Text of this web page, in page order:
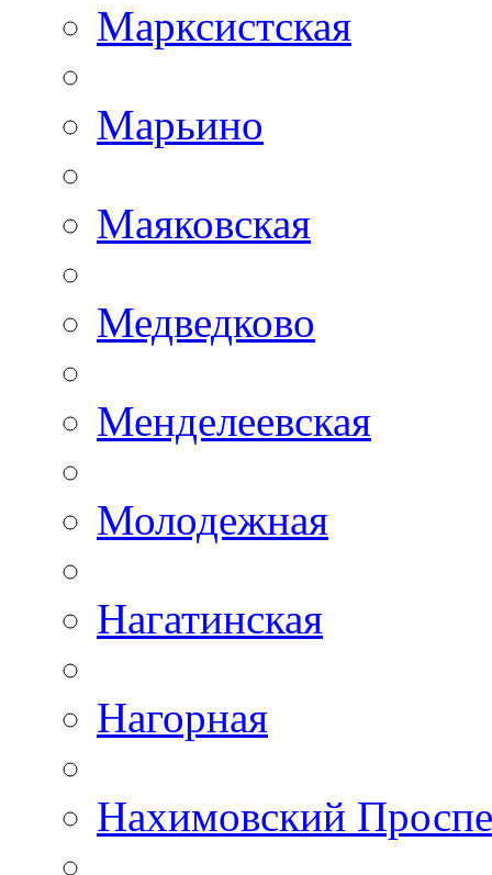
Марксистская
Марьино
Маяковская
Медведково
Менделеевская
Молодежная
Нагатинская
Нагорная
Нахимовский